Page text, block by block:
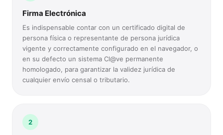
Firma Electrónica
Es indispensable contar con un certificado digital de
persona física o representante de persona jurídica
vigente y correctamente configurado en el navegador, o
en su defecto un sistema Cl@ve permanente
homologado, para garantizar la validez jurídica de
cualquier envío censal o tributario.
2